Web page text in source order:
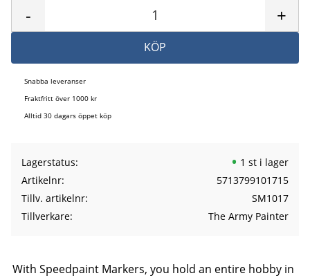
+
-
KÖP
Snabba leveranser
Fraktfritt över 1000 kr
Alltid 30 dagars öppet köp
Lagerstatus
1 st i lager
Artikelnr
5713799101715
Tillv. artikelnr
SM1017
Tillverkare
The Army Painter
With Speedpaint Markers, you hold an entire hobby in